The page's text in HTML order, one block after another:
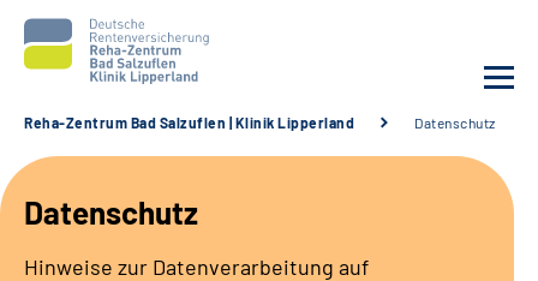
Unsere Klinik
Unsere Angebote
Reha-Zentrum Bad Salzuflen | Klinik Lipperland Datenschutz
Datenschutz
Hinweise zur Datenverarbeitung auf